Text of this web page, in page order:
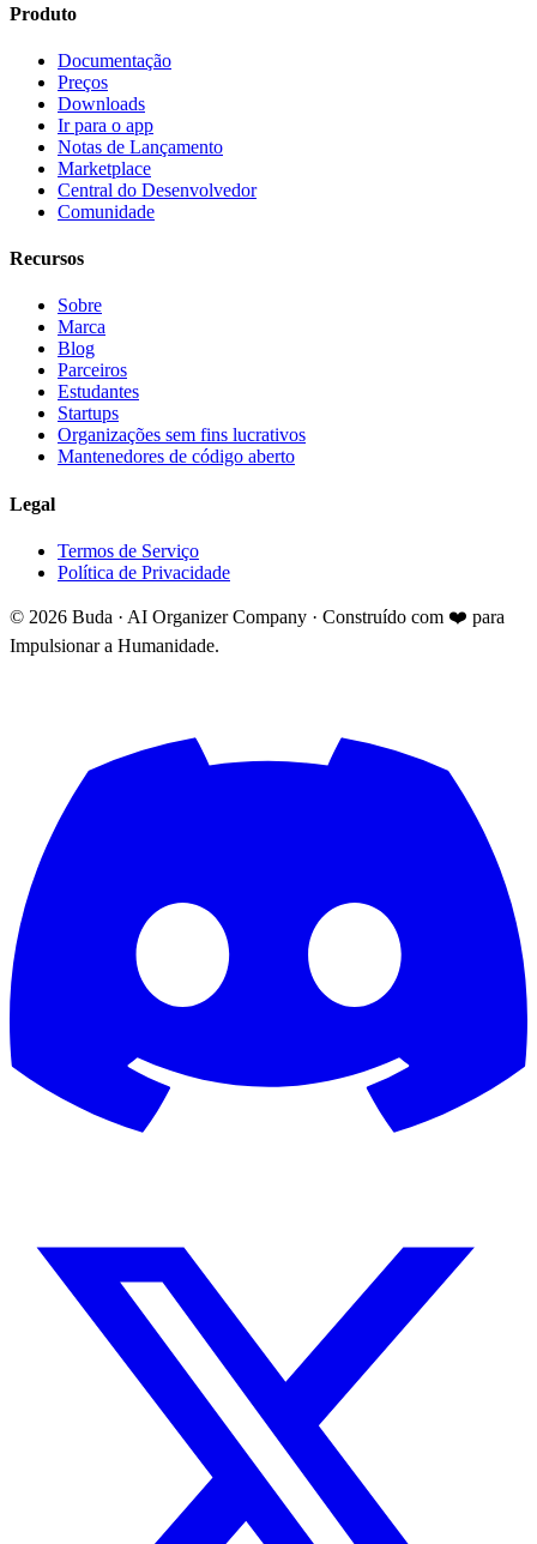
Produto
Documentação
Preços
Downloads
Ir para o app
Notas de Lançamento
Marketplace
Central do Desenvolvedor
Comunidade
Recursos
Sobre
Marca
Blog
Parceiros
Estudantes
Startups
Organizações sem fins lucrativos
Mantenedores de código aberto
Legal
Termos de Serviço
Política de Privacidade
© 2026 Buda · AI Organizer Company · Construído com ❤️ para
Impulsionar a Humanidade.